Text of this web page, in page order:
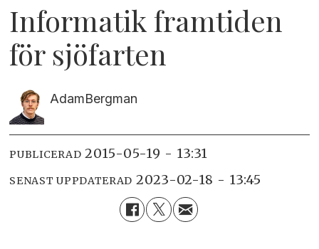
Informatik framtiden
för sjöfarten
AdamBergman
PUBLICERAD 2015-05-19 - 13:31
SENAST UPPDATERAD 2023-02-18 - 13:45